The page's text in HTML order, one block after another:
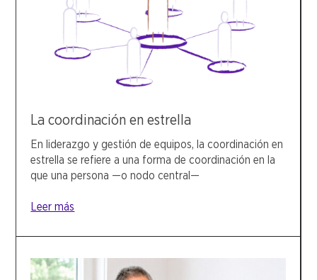
La coordinación en estrella
En liderazgo y gestión de equipos, la coordinación en
estrella se refiere a una forma de coordinación en la
que una persona —o nodo central—
Leer más